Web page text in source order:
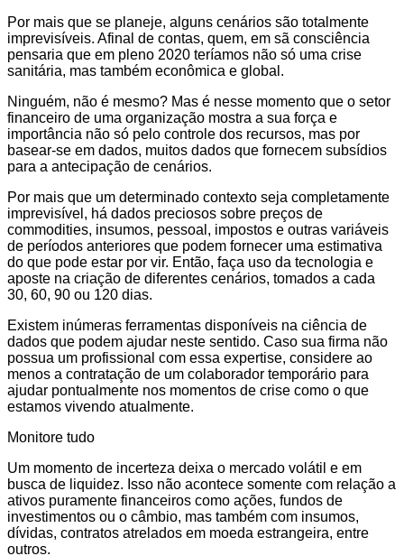
Por mais que se planeje, alguns cenários são totalmente
imprevisíveis. Afinal de contas, quem, em sã consciência
pensaria que em pleno 2020 teríamos não só uma crise
sanitária, mas também econômica e global.
Ninguém, não é mesmo? Mas é nesse momento que o setor
financeiro de uma organização mostra a sua força e
importância não só pelo controle dos recursos, mas por
basear-se em dados, muitos dados que fornecem subsídios
para a antecipação de cenários.
Por mais que um determinado contexto seja completamente
imprevisível, há dados preciosos sobre preços de
commodities, insumos, pessoal, impostos e outras variáveis
de períodos anteriores que podem fornecer uma estimativa
do que pode estar por vir. Então, faça uso da tecnologia e
aposte na criação de diferentes cenários, tomados a cada
30, 60, 90 ou 120 dias.
Existem inúmeras ferramentas disponíveis na ciência de
dados que podem ajudar neste sentido. Caso sua firma não
possua um profissional com essa expertise, considere ao
menos a contratação de um colaborador temporário para
ajudar pontualmente nos momentos de crise como o que
estamos vivendo atualmente.
Monitore tudo
Um momento de incerteza deixa o mercado volátil e em
busca de liquidez. Isso não acontece somente com relação a
ativos puramente financeiros como ações, fundos de
investimentos ou o câmbio, mas também com insumos,
dívidas, contratos atrelados em moeda estrangeira, entre
outros.